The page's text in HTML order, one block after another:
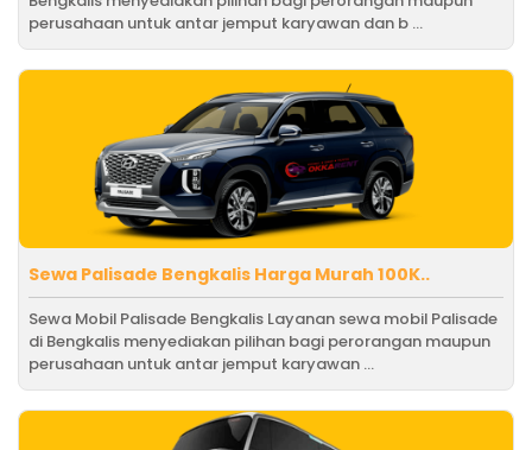
perusahaan untuk antar jemput karyawan dan b ...
Sewa Palisade Bengkalis Harga Murah 100K..
Sewa Mobil Palisade Bengkalis Layanan sewa mobil Palisade
di Bengkalis menyediakan pilihan bagi perorangan maupun
perusahaan untuk antar jemput karyawan ...